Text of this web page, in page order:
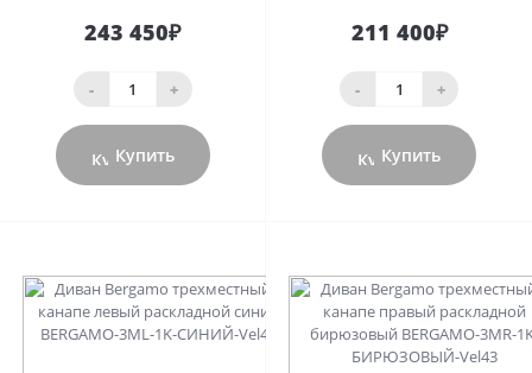
243 450₽
- +
Купить
211 400₽
- +
Купить